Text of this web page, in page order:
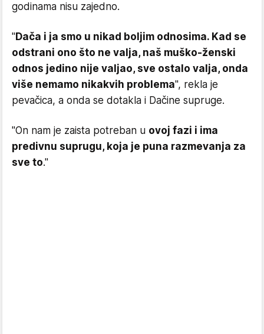
godinama nisu zajedno.
"Dača i ja smo u nikad boljim odnosima. Kad se
odstrani ono što ne valja, naš muško-ženski
odnos jedino nije valjao, sve ostalo valja, onda
više nemamo nikakvih problema", rekla je
pevačica, a onda se dotakla i Dačine supruge.
"On nam je zaista potreban u ovoj fazi i ima
predivnu suprugu, koja je puna razmevanja za
sve to."